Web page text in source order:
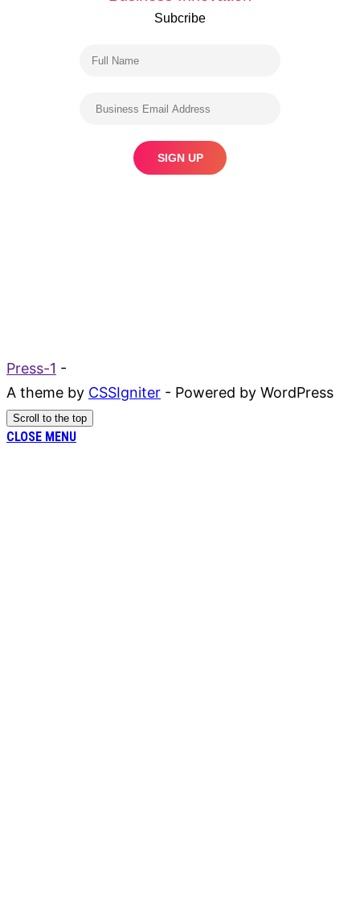
Subcribe
Press-1 -
A theme by CSSIgniter - Powered by WordPress
Scroll to the top
CLOSE MENU